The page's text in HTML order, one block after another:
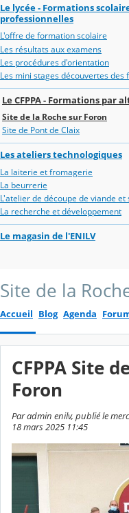
Le lycée - Formations
professionnelles
L'offre de formation scolaire
Les résultats aux examens
Les procédures d'orientation
Les mini stages découvertes des
Le CFPPA - Formations par
Site de la Roche sur Foron
Site de Pont de Claix
Les ateliers technologiques
La laiterie et fromagerie
La beurrerie
L'atelier de découpe de viande et
La recherche et développement
Le magasin de l'ENILV
Site de la
Accueil Blog Agenda
CFPPA Site
Foron
Par admin enilv, publié le
18 mars 2025 11:45